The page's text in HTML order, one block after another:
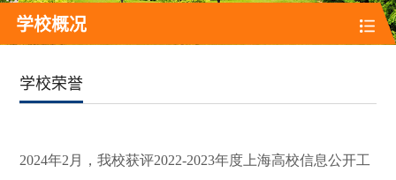
学校概况
学校荣誉
2024年2月，我校获评2022-2023年度上海高校信息公开工